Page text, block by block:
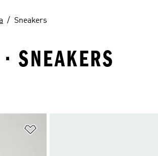
Sneakers
SNEAKERS